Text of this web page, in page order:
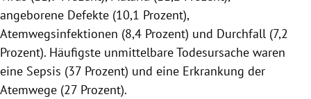
angeborene Defekte (10,1 Prozent),
Atemwegsinfektionen (8,4 Prozent) und Durchfall (7,2
Prozent). Häufigste unmittelbare Todesursache waren
eine Sepsis (37 Prozent) und eine Erkrankung der
Atemwege (27 Prozent).